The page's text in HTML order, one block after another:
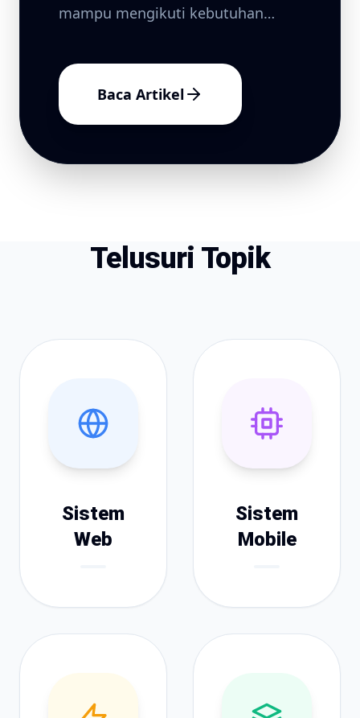
mampu mengikuti kebutuhan
Baca Artikel
Telusuri Topik
Sistem
Web
Sistem
Mobile